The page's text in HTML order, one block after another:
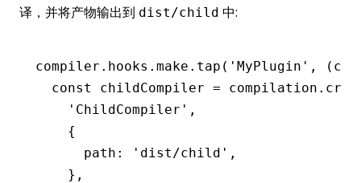
译，并将产物输出到 dist/child 中:
compiler . hooks . make .tap ( 'MyPlugin' ,
  const
childCompiler = compilation
    'ChildCompiler'
,
    {
      path
: 'dist/child' ,
    }
,